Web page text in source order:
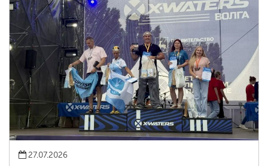
27.07.2026